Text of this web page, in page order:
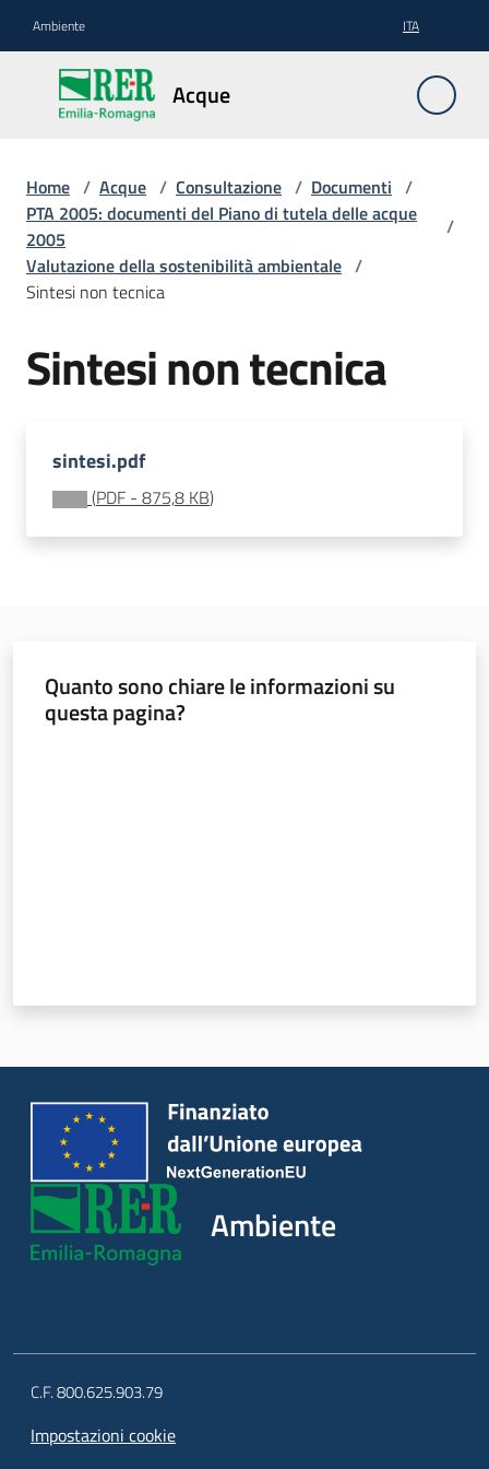
Ambiente ITA
Acque
Acque
Pianificazione
Contratti
di
Innovazione
Seguici
Servizi
Leggi Atti Bandi
Home / Acque / Consultazione / Documenti /
PTA 2005: documenti del Piano di tutela delle acque
2005
/
Valutazione della sostenibilità ambientale /
Sintesi non tecnica
Sintesi non tecnica
sintesi.pdf
(PDF - 875,8 KB)
Quanto sono chiare le informazioni su
questa pagina?
Ambiente
C.F. 800.625.903.79
Impostazioni cookie